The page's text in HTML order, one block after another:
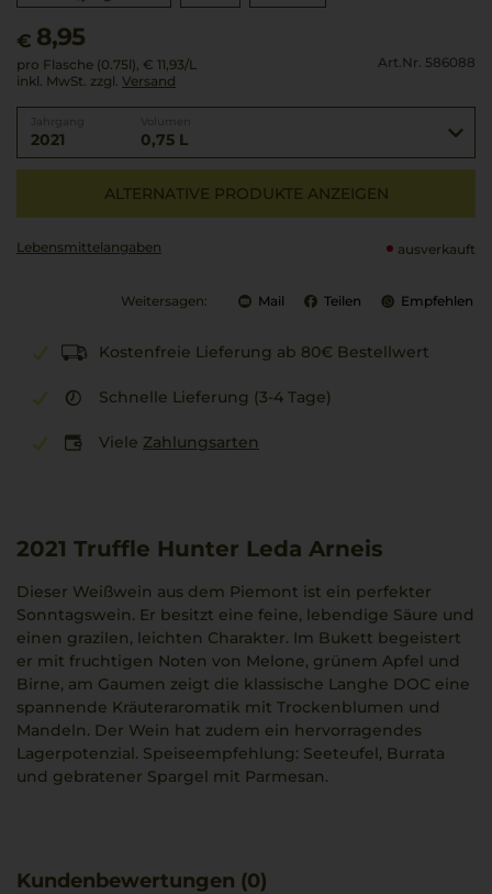
€ 8,95
pro Flasche (0.75l), € 11,93/L
inkl. MwSt. zzgl. Versand
Art.Nr. 586088
2021 0,75 L
ALTERNATIVE PRODUKTE ANZEIGEN
Lebensmittel­angaben ausverkauft
Weitersagen: Mail Teilen Empfehlen
Kostenfreie Lieferung ab 80€ Bestellwert
Schnelle Lieferung (3-4 Tage)
Viele Zahlungsarten
2021 Truffle Hunter Leda Arneis
Dieser Weißwein aus dem Piemont ist ein perfekter
Sonntagswein. Er besitzt eine feine, lebendige Säure und
einen grazilen, leichten Charakter. Im Bukett begeistert
er mit fruchtigen Noten von Melone, grünem Apfel und
Birne, am Gaumen zeigt die klassische Langhe DOC eine
spannende Kräuteraromatik mit Trockenblumen und
Mandeln. Der Wein hat zudem ein hervorragendes
Lagerpotenzial. Speiseempfehlung: Seeteufel, Burrata
und gebratener Spargel mit Parmesan.
Kundenbewertungen (0)